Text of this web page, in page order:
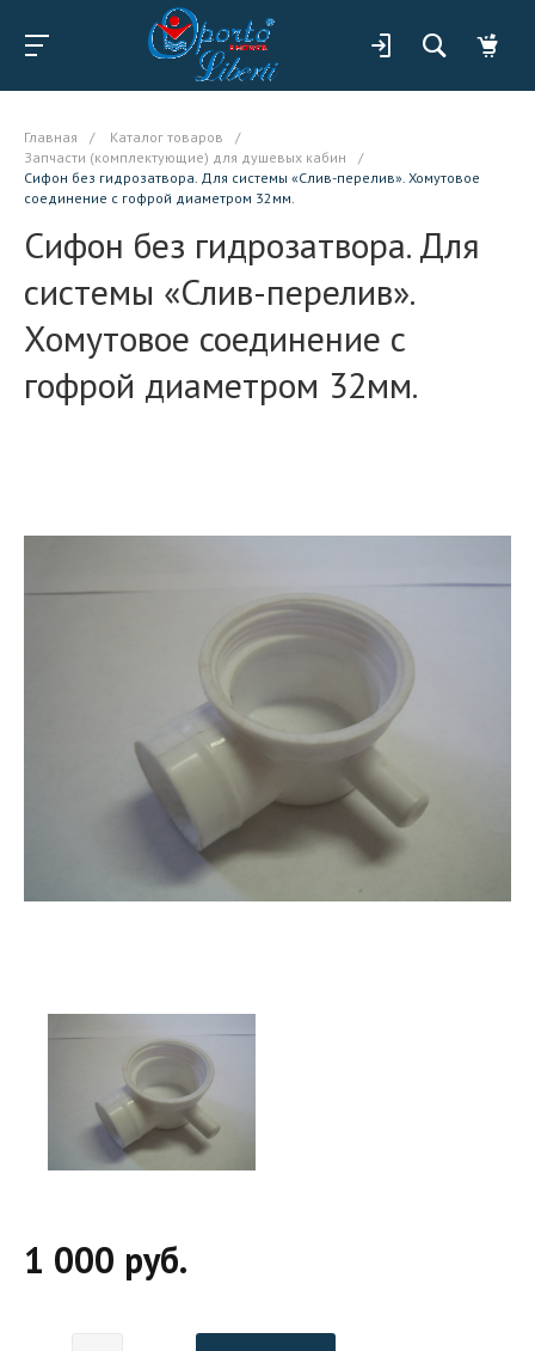
Главная / Каталог товаров
/
Запчасти (комплектующие) для душевых кабин
/
Сифон без гидрозатвора. Для системы «Слив-перелив». Хомутовое
соединение с гофрой диаметром 32мм.
Сифон без гидрозатвора. Для
системы «Слив-перелив».
Хомутовое соединение с
гофрой диаметром 32мм.
1 000 руб.